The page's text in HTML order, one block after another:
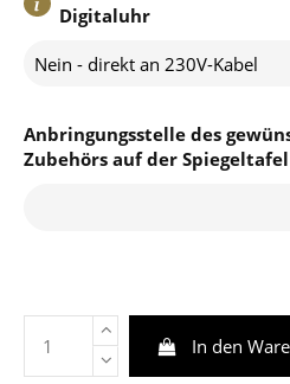
Digitaluhr
Nein - direkt an 230V-Kabel
Anbringungsstelle des
Zubehörs auf der
In den